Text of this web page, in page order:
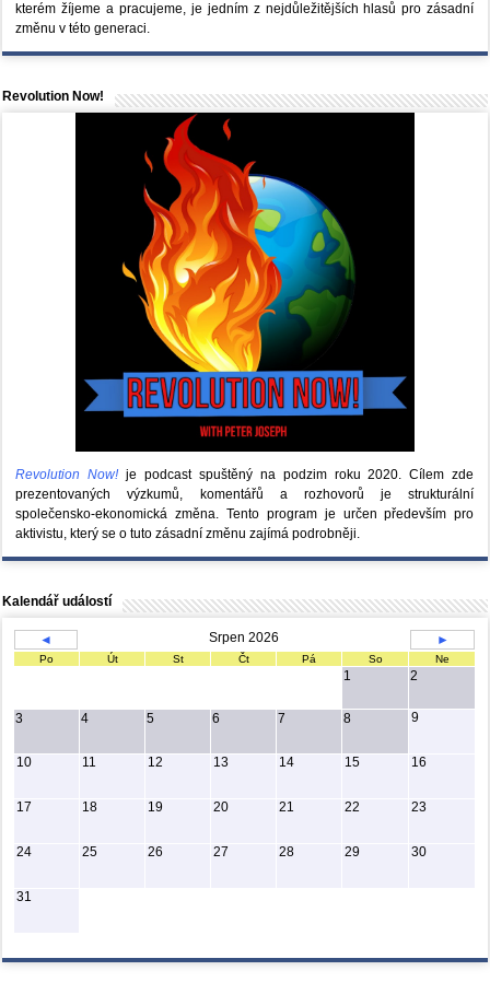
kterém žíjeme a pracujeme, je jedním z nejdůležitějších hlasů pro zásadní
změnu v této generaci.
Revolution Now!
Revolution Now! je podcast spuštěný na podzim roku 2020.Cílem zde
prezentovaných výzkumů, komentářů a rozhovorů je strukturální
společensko-ekonomická změna. Tento program je určen především pro
aktivistu, který se o tuto zásadní změnu zajímá podrobněji.
Kalendář událostí
◄ Srpen 2026 ►
Po Út St Čt Pá So Ne
1 2
3 4 5 6 7 8 9
10 11 12 13 14 15 16
17 18 19 20 21 22 23
24 25 26 27 28 29 30
31